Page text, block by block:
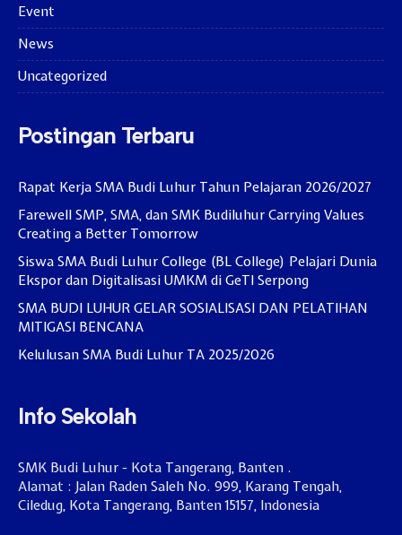
Event
News
Uncategorized
Postingan Terbaru
Rapat Kerja SMA Budi Luhur Tahun Pelajaran 2026/2027
Farewell SMP, SMA, dan SMK Budiluhur Carrying Values
Creating a Better Tomorrow
Siswa SMA Budi Luhur College (BL College) Pelajari Dunia
Ekspor dan Digitalisasi UMKM di GeTI Serpong
SMA BUDI LUHUR GELAR SOSIALISASI DAN PELATIHAN
MITIGASI BENCANA
Kelulusan SMA Budi Luhur TA 2025/2026
Info Sekolah
SMK Budi Luhur - Kota Tangerang, Banten .
Alamat : Jalan Raden Saleh No. 999, Karang Tengah,
Ciledug, Kota Tangerang, Banten 15157, Indonesia